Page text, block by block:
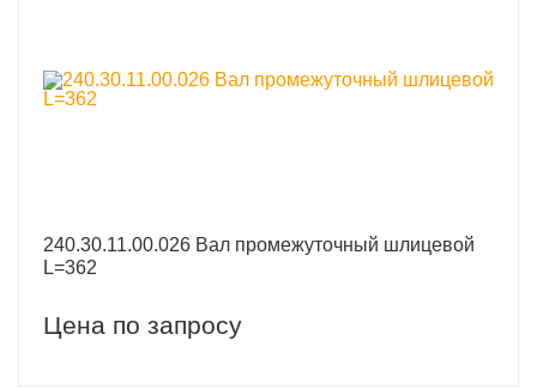
240.30.11.00.026 Вал промежуточный шлицевой
L=362
Цена по запросу